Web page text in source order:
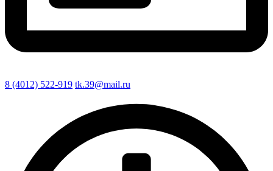
8 (4012) 522-919 tk.39@mail.ru